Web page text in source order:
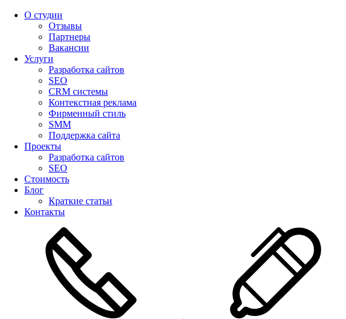
О студии
Отзывы
Партнеры
Вакансии
Услуги
Разработка сайтов
SEO
CRM системы
Контекстная реклама
Фирменный стиль
SMM
Поддержка сайта
Проекты
Разработка сайтов
SEO
Стоимость
Блог
Краткие статьи
Контакты